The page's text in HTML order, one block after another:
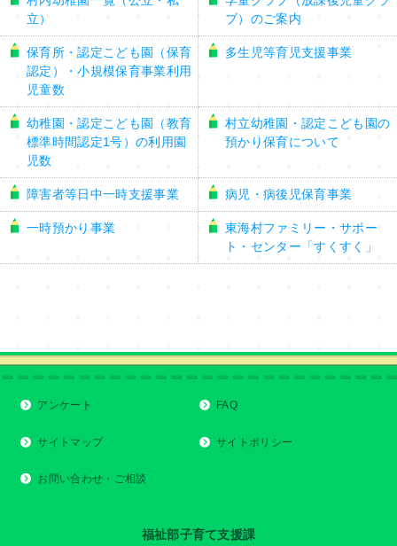
立）
ブ）のご案内
保育所・認定こども園（保育
認定）・小規模保育事業利用
児童数
多生児等育児支援事業
幼稚園・認定こども園（教育
標準時間認定1号）の利用園
児数
村立幼稚園・認定こども園の
預かり保育について
障害者等日中一時支援事業 病児・病後児保育事業
一時預かり事業
東海村ファミリー・サポー
ト・センター「すくすく」
アンケート FAQ
サイトマップ サイトポリシー
お問い合わせ・ご相談
福祉部子育て支援課